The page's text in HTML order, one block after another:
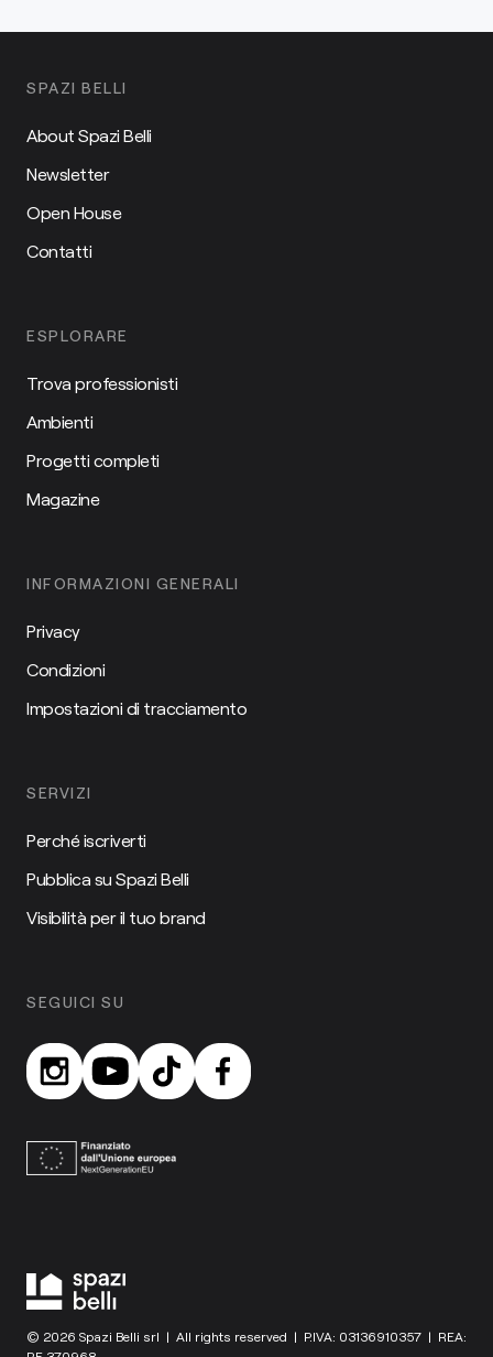
SPAZI BELLI
About Spazi Belli
Newsletter
Open House
Contatti
ESPLORARE
Trova professionisti
Ambienti
Progetti completi
Magazine
INFORMAZIONI GENERALI
Privacy
Condizioni
Impostazioni di tracciamento
SERVIZI
Perché iscriverti
Pubblica su Spazi Belli
Visibilità per il tuo brand
SEGUICI SU
© 2026 Spazi Belli srl | All rights reserved | P.IVA: 03136910357 | REA: